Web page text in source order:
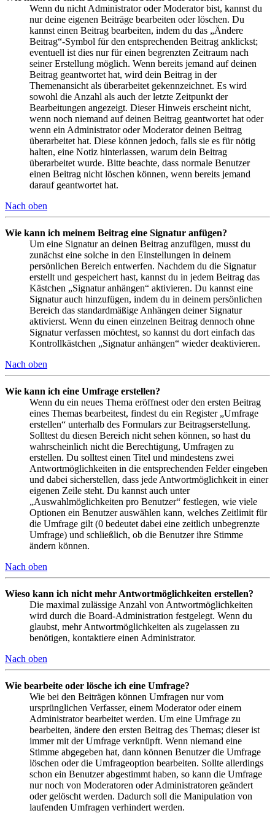
Wenn du nicht Administrator oder Moderator bist, kannst du
nur deine eigenen Beiträge bearbeiten oder löschen. Du
kannst einen Beitrag bearbeiten, indem du das „Ändere
Beitrag“-Symbol für den entsprechenden Beitrag anklickst;
eventuell ist dies nur für einen begrenzten Zeitraum nach
seiner Erstellung möglich. Wenn bereits jemand auf deinen
Beitrag geantwortet hat, wird dein Beitrag in der
Themenansicht als überarbeitet gekennzeichnet. Es wird
sowohl die Anzahl als auch der letzte Zeitpunkt der
Bearbeitungen angezeigt. Dieser Hinweis erscheint nicht,
wenn noch niemand auf deinen Beitrag geantwortet hat oder
wenn ein Administrator oder Moderator deinen Beitrag
überarbeitet hat. Diese können jedoch, falls sie es für nötig
halten, eine Notiz hinterlassen, warum dein Beitrag
überarbeitet wurde. Bitte beachte, dass normale Benutzer
einen Beitrag nicht löschen können, wenn bereits jemand
darauf geantwortet hat.
Nach oben
Wie kann ich meinem Beitrag eine Signatur anfügen?
Um eine Signatur an deinen Beitrag anzufügen, musst du
zunächst eine solche in den Einstellungen in deinem
persönlichen Bereich entwerfen. Nachdem du die Signatur
erstellt und gespeichert hast, kannst du in jedem Beitrag das
Kästchen „Signatur anhängen“ aktivieren. Du kannst eine
Signatur auch hinzufügen, indem du in deinem persönlichen
Bereich das standardmäßige Anhängen deiner Signatur
aktivierst. Wenn du einen einzelnen Beitrag dennoch ohne
Signatur verfassen möchtest, so kannst du dort einfach das
Kontrollkästchen „Signatur anhängen“ wieder deaktivieren.
Nach oben
Wie kann ich eine Umfrage erstellen?
Wenn du ein neues Thema eröffnest oder den ersten Beitrag
eines Themas bearbeitest, findest du ein Register „Umfrage
erstellen“ unterhalb des Formulars zur Beitragserstellung.
Solltest du diesen Bereich nicht sehen können, so hast du
wahrscheinlich nicht die Berechtigung, Umfragen zu
erstellen. Du solltest einen Titel und mindestens zwei
Antwortmöglichkeiten in die entsprechenden Felder eingeben
und dabei sicherstellen, dass jede Antwortmöglichkeit in einer
eigenen Zeile steht. Du kannst auch unter
„Auswahlmöglichkeiten pro Benutzer“ festlegen, wie viele
Optionen ein Benutzer auswählen kann, welches Zeitlimit für
die Umfrage gilt (0 bedeutet dabei eine zeitlich unbegrenzte
Umfrage) und schließlich, ob die Benutzer ihre Stimme
ändern können.
Nach oben
Wieso kann ich nicht mehr Antwortmöglichkeiten erstellen?
Die maximal zulässige Anzahl von Antwortmöglichkeiten
wird durch die Board-Administration festgelegt. Wenn du
glaubst, mehr Antwortmöglichkeiten als zugelassen zu
benötigen, kontaktiere einen Administrator.
Nach oben
Wie bearbeite oder lösche ich eine Umfrage?
Wie bei den Beiträgen können Umfragen nur vom
ursprünglichen Verfasser, einem Moderator oder einem
Administrator bearbeitet werden. Um eine Umfrage zu
bearbeiten, ändere den ersten Beitrag des Themas; dieser ist
immer mit der Umfrage verknüpft. Wenn niemand eine
Stimme abgegeben hat, dann können Benutzer die Umfrage
löschen oder die Umfrageoption bearbeiten. Sollte allerdings
schon ein Benutzer abgestimmt haben, so kann die Umfrage
nur noch von Moderatoren oder Administratoren geändert
oder gelöscht werden. Dadurch soll die Manipulation von
laufenden Umfragen verhindert werden.